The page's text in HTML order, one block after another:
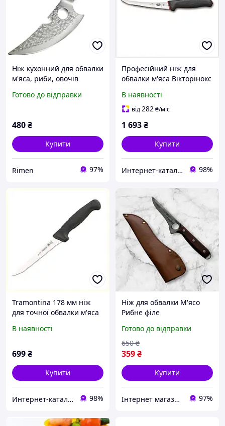
Ніж кухонний для обвалки
м'яса, риби, овочів
Готово до відправки
480₴
Купити
Rimen 97%
Професійний ніж для
обвалки м'яса Вікторінокс
В наявності
від282₴/міс
1 693₴
Купити
Интерн​ет-кат​а​л​ог ск​​и​до​к "GALANTI" 98%
Tramontina 178 мм ніж
для точної обвалки м'яса
В наявності
699₴
Купити
Интерн​ет-кат​а​л​ог ск​​и​до​к "GALANTI" 98%
Ніж для обвалки М'ясо
Рибне філе
Готово до відправки
359₴
650 ₴
Купити
Інтернет магазин товарів для риболовлі Fishermen 97%